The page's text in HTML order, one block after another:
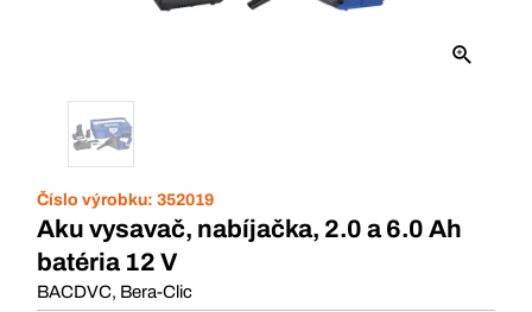
Číslo výrobku: 352019
Aku vysavač, nabíjačka, 2.0 a 6.0 Ah
batéria 12 V
BACDVC, Bera-Clic